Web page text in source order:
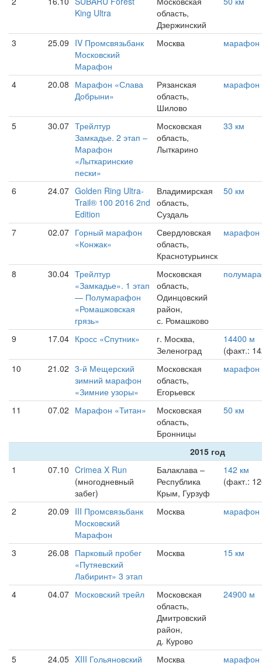
King Ultra
область,
Дзержинский
3 25.09 IV Промсвязьбанк
Московский
Марафон
Москва марафон
4 20.08 Марафон «Слава
Добрыни»
Рязанская
область,
Шилово
марафон
5 30.07 Трейлтур
Замкадье. 2 этап –
Марафон
«Лыткаринские
пески»
Московская
область,
Лыткарино
33 км
6 24.07 Golden Ring Ultra-
Trail® 100 2016 2nd
Edition
Владимирская
область,
Суздаль
50 км
7 02.07 Горный марафон
«Конжак»
Свердловская
область,
Краснотурьинск
марафон
8 30.04 Трейлтур
«Замкадье». 1 этап
— Полумарафон
«Ромашковская
грязь»
Московская
область,
Одинцовский
район,
с. Ромашково
9 17.04 Кросс «Спутник»
г. Москва,
Зеленоград
14400 м
(факт.:
10
21.02 3-й Мещерский
зимний марафон
«Зимние узоры»
Московская
область,
Егорьевск
марафон
11 07.02 Марафон «Титан»
Московская
область,
Бронницы
50 км
2015 год
1
07.10 Crimea X Run
(многодневный
забег)
Балаклава –
Республика
Крым, Гурзуф
142 км
(факт.:
2 20.09 III Промсвязьбанк
Московский
Марафон
Москва марафон
3 26.08 Парковый пробег
«Путяевский
Лабиринт» 3 этап
Москва 15 км
4 04.07 Московский трейл
Московская
область,
Дмитровский
район,
д. Курово
24900 м
5 24.05 XIII Гольяновский
Москва марафон